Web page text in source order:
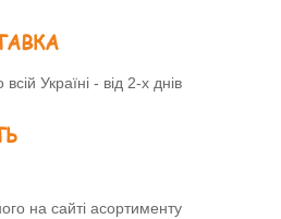
Україні - від 2-х днів
на сайті асортименту